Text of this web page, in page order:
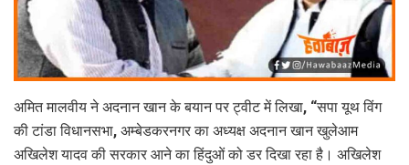
अमित मालवीय ने अदनान खान के बयान पर ट्वीट में लिखा, “सपा यूथ विंग
की टांडा विधानसभा, अम्बेडकरनगर का अध्यक्ष अदनान खान खुलेआम
अखिलेश यादव की सरकार आने का हिंदुओं को डर दिखा रहा है। अखिलेश